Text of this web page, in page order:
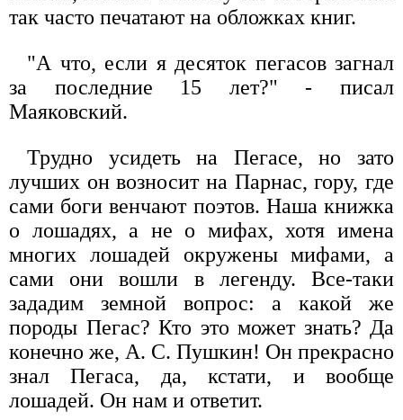
так часто печатают на обложках книг.
"А что, если я десяток пегасов загнал
за последние 15 лет?" - писал
Маяковский.
Трудно усидеть на Пегасе, но зато
лучших он возносит на Парнас, гору, где
сами боги венчают поэтов. Наша книжка
о лошадях, а не о мифах, хотя имена
многих лошадей окружены мифами, а
сами они вошли в легенду. Все-таки
зададим земной вопрос: а какой же
породы Пегас? Кто это может знать? Да
конечно же, А. С. Пушкин! Он прекрасно
знал Пегаса, да, кстати, и вообще
лошадей. Он нам и ответит.